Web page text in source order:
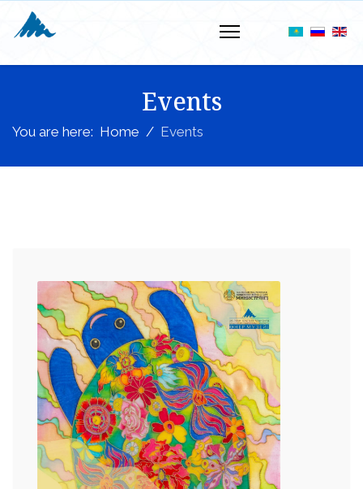
Events
You are here: Home Events